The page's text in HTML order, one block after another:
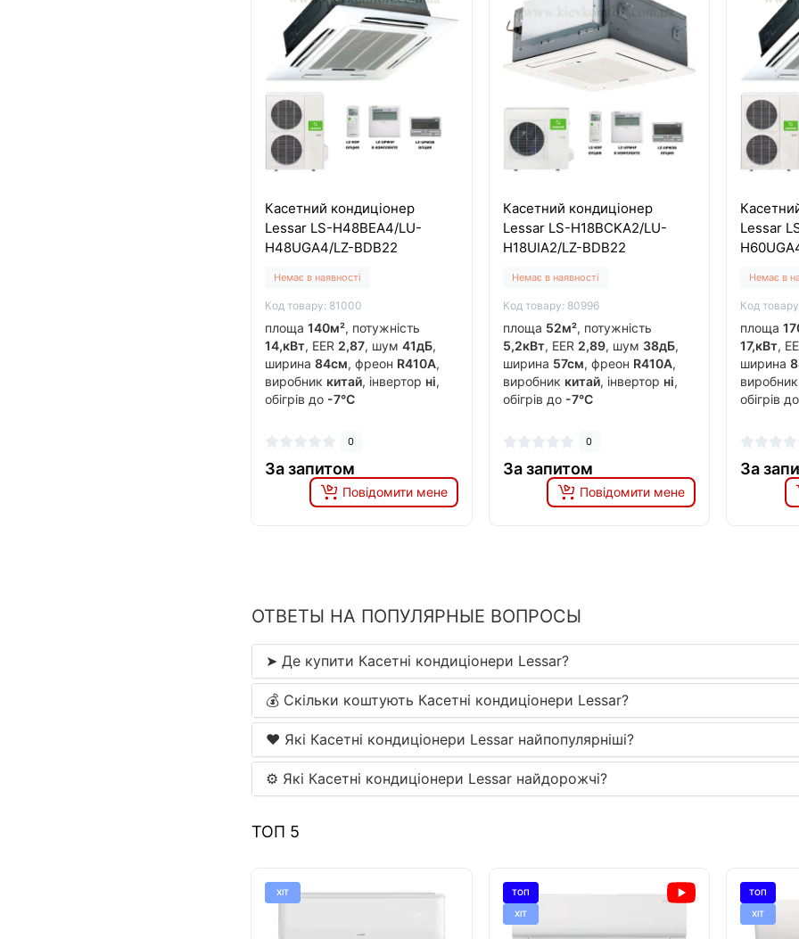
Касетний кондиціонер
Lessar LS-H48BEA4/LU-
H48UGA4/LZ-BDB22
Немає в наявності
Код товару: 81000
площа 140м², потужність
14,кВт, EER 2,87, шум 41дБ,
ширина 84см, фреон R410A,
виробник китай, інвертор ні,
обігрів до -7°C
0
За запитом
Повідомити мене
Касетний кондиціонер
Lessar LS-H18BCKA2/LU-
H18UIA2/LZ-BDB22
Немає в наявності
Код товару: 80996
площа 52м², потужність
5,2кВт, EER 2,89, шум 38дБ,
ширина 57см, фреон R410A,
виробник китай, інвертор ні,
обігрів до -7°C
0
За запитом
Повідомити мене
Lessar
Немає в
Код
площа
17,кВт,
ширина
обігрів
За
ОТВЕТЫ НА ПОПУЛЯРНЫЕ ВОПРОСЫ
➤ Де купити Касетні кондиціонери Lessar?
💰 Скільки коштують Касетні кондиціонери Lessar?
❤️ Які Касетні кондиціонери Lessar найпопулярніші?
⚙ Які Касетні кондиціонери Lessar найдорожчі?
ТОП 5
ХІТ ТОП
ХІТ
ТОП
ХІТ